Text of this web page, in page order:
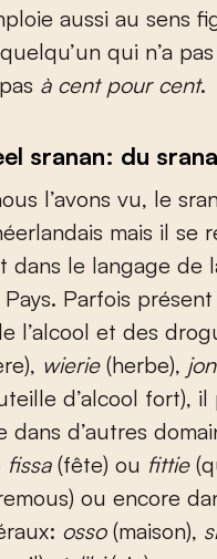
aussi au sens
qui n’a
à cent pour cent.
sranan: du
l’avons vu, le
mais il se
dans le langage de
Parfois
l’alcool et des
wierie(herbe),
d’alcool fort), il
dans d’autres
fissa(fête) ou fittie
ou encore
osso(maison),